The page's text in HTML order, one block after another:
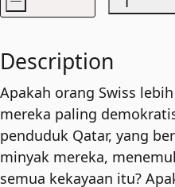
The
of
Bliss
quantity
Description
Apakah orang Swiss
mereka paling
penduduk Qatar, yang
minyak mereka,
semua kekayaan itu?